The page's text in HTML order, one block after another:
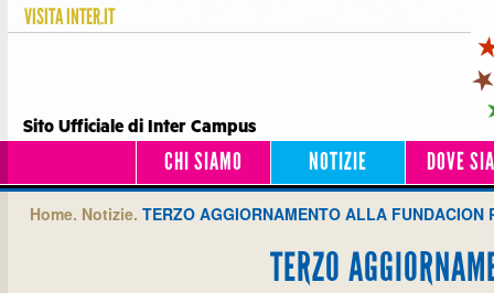
VISITAINTER.IT
Sito Ufficiale di Inter Campus
CHI SIAMO NOTIZIE DOVE
Home. Notizie. TERZO AGGIORNAMENTO ALLA FUNDACION
TERZO